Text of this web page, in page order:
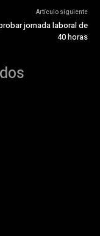
Artículo siguiente
jornada laboral de
40 horas